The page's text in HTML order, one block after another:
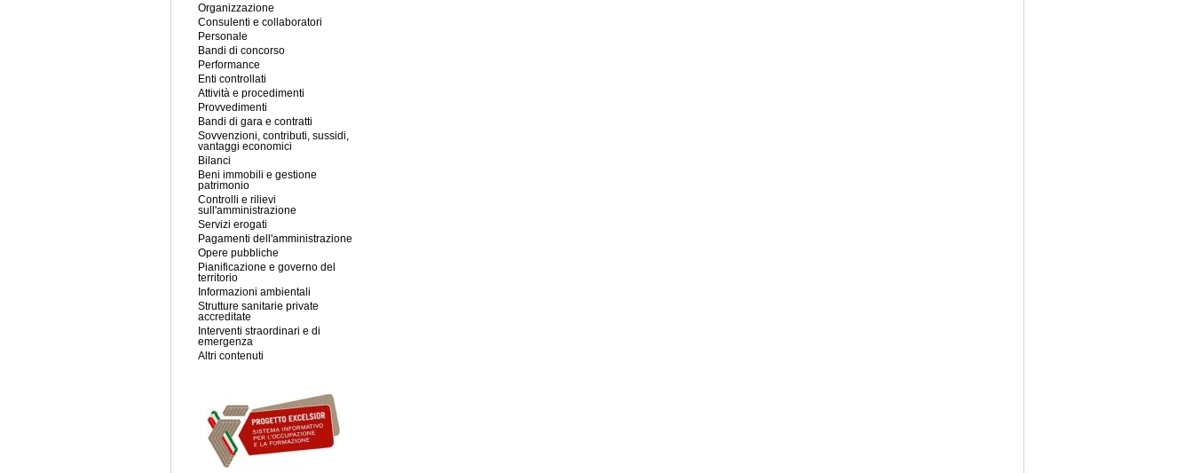
Organizzazione
Consulenti e collaboratori
Personale
Bandi di concorso
Performance
Enti controllati
Attività e procedimenti
Provvedimenti
Bandi di gara e contratti
Sovvenzioni, contributi, sussidi,
vantaggi economici
Bilanci
Beni immobili e gestione
patrimonio
Controlli e rilievi
sull'amministrazione
Servizi erogati
Pagamenti dell'amministrazione
Opere pubbliche
Pianificazione e governo del
territorio
Informazioni ambientali
Strutture sanitarie private
accreditate
Interventi straordinari e di
emergenza
Altri contenuti